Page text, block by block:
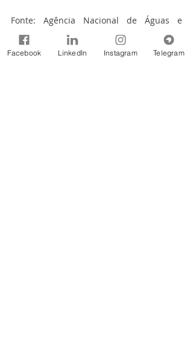
Fonte: Agência Nacional de Águas e
Saneamento Básico (ANA)
Notícias
Facebook LinkedIn Instagram Telegram